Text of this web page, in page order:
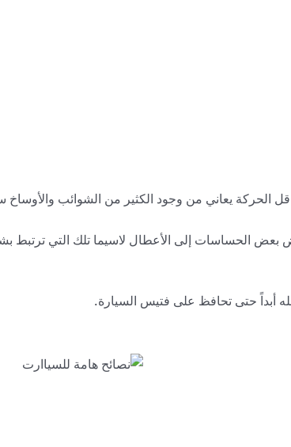
الحركة يعاني من وجود الكثير من الشوائب والأوساخ
بعض الحساسات إلى الأعطال لاسيما تلك التي ترتبط
أبداً حتى تحافظ على فتيس السيارة.